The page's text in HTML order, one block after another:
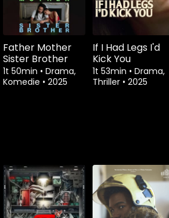
Father Mother
Sister Brother
1t 50min • Drama,
Komedie • 2025
If I Had Legs I'd
Kick You
1t 53min • Drama,
Thriller • 2025